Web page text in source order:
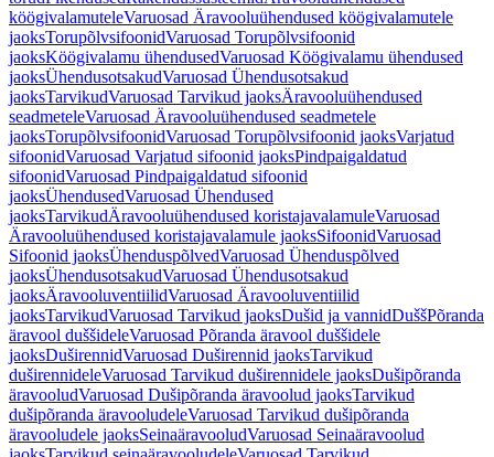
köögivalamuteleVaruosad Äravooluühendused köögivalamutele
jaoksTorupõlvsifoonidVaruosad Torupõlvsifoonid
jaoksKöögivalamu ühendusedVaruosad Köögivalamu ühendused
jaoksÜhendusotsakudVaruosad Ühendusotsakud
jaoksTarvikudVaruosad Tarvikud jaoksÄravooluühendused
seadmeteleVaruosad Äravooluühendused seadmetele
jaoksTorupõlvsifoonidVaruosad Torupõlvsifoonid jaoksVarjatud
sifoonidVaruosad Varjatud sifoonid jaoksPindpaigaldatud
sifoonidVaruosad Pindpaigaldatud sifoonid
jaoksÜhendusedVaruosad Ühendused
jaoksTarvikudÄravooluühendused koristajavalamuleVaruosad
Äravooluühendused koristajavalamule jaoksSifoonidVaruosad
Sifoonid jaoksÜhenduspõlvedVaruosad Ühenduspõlved
jaoksÜhendusotsakudVaruosad Ühendusotsakud
jaoksÄravooluventiilidVaruosad Äravooluventiilid
jaoksTarvikudVaruosad Tarvikud jaoksDušid ja vannidDuššPõranda
äravool duššideleVaruosad Põranda äravool duššidele
jaoksDuširennidVaruosad Duširennid jaoksTarvikud
duširennideleVaruosad Tarvikud duširennidele jaoksDušipõranda
äravooludVaruosad Dušipõranda äravoolud jaoksTarvikud
dušipõranda äravooludeleVaruosad Tarvikud dušipõranda
äravooludele jaoksSeinaäravooludVaruosad Seinaäravoolud